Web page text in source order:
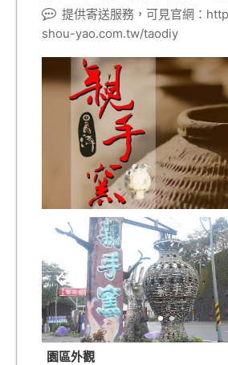
提供寄送服務，可見官網：
shou-yao.com.tw/taodiy
園區外觀